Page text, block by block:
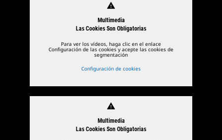
warning
Multimedia
Las Cookies Son Obligatorias
Para ver los vídeos, haga clic en el enlace
Configuración de las cookies y acepte las cookies de
segmentación
Configuración de cookies
warning
Multimedia
Las Cookies Son Obligatorias